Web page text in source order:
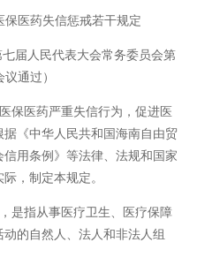
医药失信惩戒若干规定
届人民代表大会常务委员会第
通过）
保医药严重失信行为，促进医
《中华人民共和国海南自由贸
用条例》等法律、法规和国家
，制定本规定。
是指从事医疗卫生、医疗保障
的自然人、法人和非法人组